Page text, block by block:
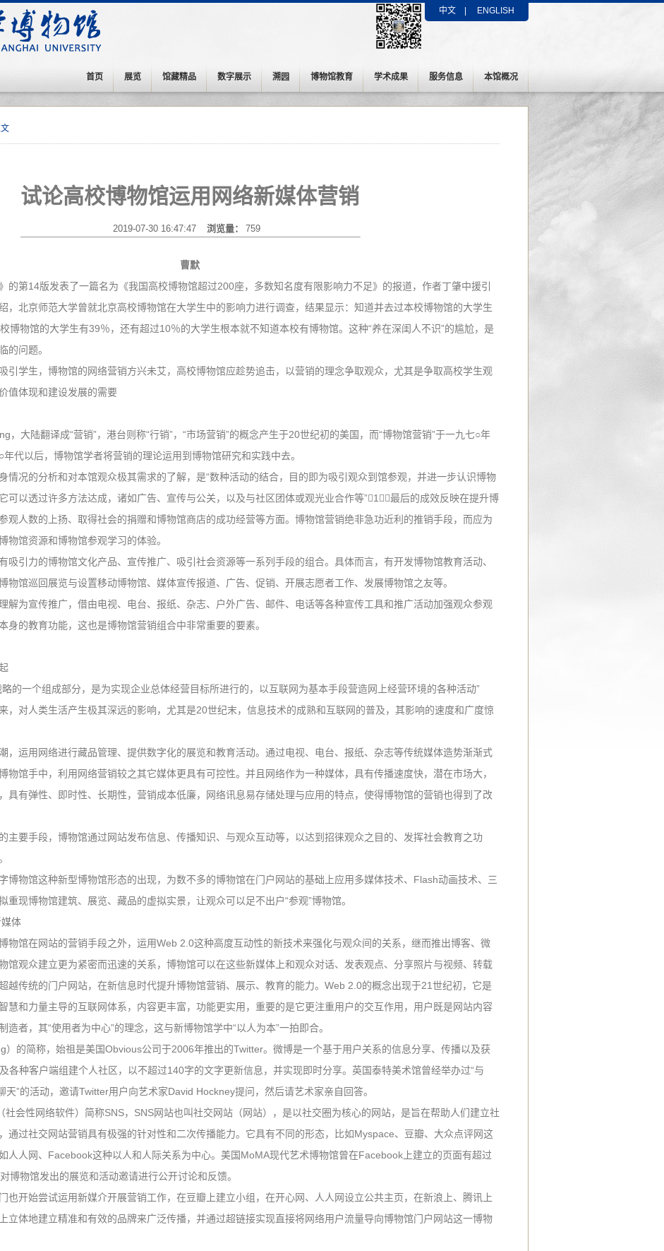
中文 ENGLISH
首页 展览 馆藏精品 数字展示 溯园 博物馆教育 学术成果 服务信息 本馆概况
试论高校博物馆运用网络新媒体营销
2019-07-30 16:47:47 浏览量： 759
曹默
的第14版发表了一篇名为《我国高校博物馆超过200座，多数知名度有限影响力不足》的报道，作者丁肇中援引
，北京师范大学曾就北京高校博物馆在大学生中的影响力进行调查，结果显示：知道并去过本校博物馆的大学生
博物馆的大学生有39％，还有超过10％的大学生根本就不知道本校有博物馆。这种“养在深闺人不识”的尴尬，是
的问题。
引学生，博物馆的网络营销方兴未艾，高校博物馆应趁势追击，以营销的理念争取观众，尤其是争取高校学生观
值体现和建设发展的需要
，大陆翻译成“营销”，港台则称“行销”，“市场营销”的概念产生于20世纪初的美国，而“博物馆营销”于一九七○年
代以后，博物馆学者将营销的理论运用到博物馆研究和实践中去。
情况的分析和对本馆观众极其需求的了解，是“数种活动的结合，目的即为吸引观众到馆参观，并进一步认识博物
可以透过许多方法达成，诸如广告、宣传与公关，以及与社区团体或观光业合作等”1，最后的成效反映在提升博
观人数的上扬、取得社会的捐赠和博物馆商店的成功经营等方面。博物馆营销绝非急功近利的推销手段，而应为
物馆资源和博物馆参观学习的体验。
吸引力的博物馆文化产品、宣传推广、吸引社会资源等一系列手段的组合。具体而言，有开发博物馆教育活动、
物馆巡回展览与设置移动博物馆、媒体宣传报道、广告、促销、开展志愿者工作、发展博物馆之友等。
解为宣传推广，借由电视、电台、报纸、杂志、户外广告、邮件、电话等各种宣传工具和推广活动加强观众参观
身的教育功能，这也是博物馆营销组合中非常重要的要素。
的一个组成部分，是为实现企业总体经营目标所进行的，以互联网为基本手段营造网上经营环境的各种活动”
，对人类生活产生极其深远的影响，尤其是20世纪末，信息技术的成熟和互联网的普及，其影响的速度和广度惊
，运用网络进行藏品管理、提供数字化的展览和教育活动。通过电视、电台、报纸、杂志等传统媒体造势渐渐式
物馆手中，利用网络营销较之其它媒体更具有可控性。并且网络作为一种媒体，具有传播速度快，潜在市场大，
具有弹性、即时性、长期性，营销成本低廉，网络讯息易存储处理与应用的特点，使得博物馆的营销也得到了改
主要手段，博物馆通过网站发布信息、传播知识、与观众互动等，以达到招徕观众之目的、发挥社会教育之功
博物馆这种新型博物馆形态的出现，为数不多的博物馆在门户网站的基础上应用多媒体技术、Flash动画技术、三
重现博物馆建筑、展览、藏品的虚拟实景，让观众可以足不出户“参观”博物馆。
体
物馆在网站的营销手段之外，运用Web 2.0这种高度互动性的新技术来强化与观众间的关系，继而推出博客、微
馆观众建立更为紧密而迅速的关系，博物馆可以在这些新媒体上和观众对话、发表观点、分享照片与视频、转载
越传统的门户网站，在新信息时代提升博物馆营销、展示、教育的能力。Web 2.0的概念出现于21世纪初，它是
慧和力量主导的互联网体系，内容更丰富，功能更实用，重要的是它更注重用户的交互作用，用户既是网站内容
造者，其“使用者为中心”的理念，这与新博物馆学中“以人为本”一拍即合。
）的简称，始祖是美国Obvious公司于2006年推出的Twitter。微博是一个基于用户关系的信息分享、传播以及获
各种客户端组建个人社区，以不超过140字的文字更新信息，并实现即时分享。英国泰特美术馆曾经举办过“与
”的活动，邀请Twitter用户向艺术家David Hockney提问，然后请艺术家亲自回答。
社会性网络软件）简称SNS，SNS网站也叫社交网站（网站），是以社交圈为核心的网站，是旨在帮助人们建立社
通过社交网站营销具有极强的针对性和二次传播能力。它具有不同的形态，比如Myspace、豆瓣、大众点评网这
人人网、Facebook这种以人和人际关系为中心。美国MoMA现代艺术博物馆曾在Facebook上建立的页面有超过
博物馆发出的展览和活动邀请进行公开讨论和反馈。
也开始尝试运用新媒介开展营销工作，在豆瓣上建立小组，在开心网、人人网设立公共主页，在新浪上、腾讯上
立体地建立精准和有效的品牌来广泛传播，并通过超链接实现直接将网络用户流量导向博物馆门户网站这一博物